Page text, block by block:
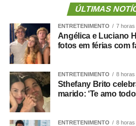
Entre as novidades desta edição
modalidades de boliche e vôlei de
Paralímpicos. Outra atração será o
percurso entre o Residencial Paris
aberto à participação da
também passa a integrar
esportiva dos jogos. As disputas
praia e futevôlei serão realizadas
ÚLTIMAS
ENTRETENIMENTO 7 horas
Angélica e Luciano
fotos em férias com
ENTRETENIMENTO 8 horas
Sthefany Brito
marido: ‘Te amo
ENTRETENIMENTO 8 horas